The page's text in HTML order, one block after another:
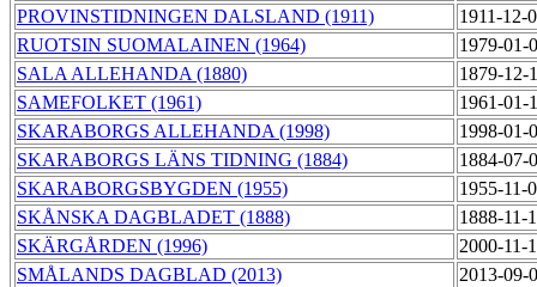
PROVINSTIDNINGEN DALSLAND (1911)
1911-12-
RUOTSIN SUOMALAINEN (1964)
1979-01-
SALA ALLEHANDA (1880)
1879-12-
SAMEFOLKET (1961)
1961-01-
SKARABORGS ALLEHANDA (1998)
1998-01-
SKARABORGS LÄNS TIDNING (1884)
1884-07-
SKARABORGSBYGDEN (1955)
1955-11-
SKÅNSKA DAGBLADET (1888)
1888-11-
SKÄRGÅRDEN (1996)
2000-11-
SMÅLANDS DAGBLAD (2013)
2013-09-